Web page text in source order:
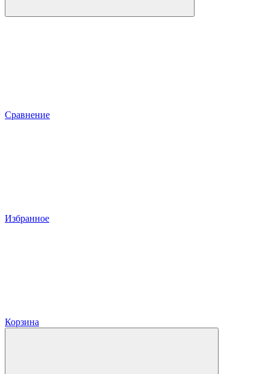
Сравнение
Избранное
Корзина